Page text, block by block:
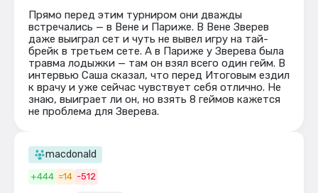
Прямо перед этим турниром они дважды
встречались — в Вене и Париже. В Вене Зверев
даже выиграл сет и чуть не вывел игру на тай-
брейк в третьем сете. А в Париже у Зверева была
травма лодыжки — там он взял всего один гейм. В
интервью Саша сказал, что перед Итоговым ездил
к врачу и уже сейчас чувствует себя отлично. Не
знаю, выиграет ли он, но взять 8 геймов кажется
не проблема для Зверева.
macdonald
+444 =14 -512